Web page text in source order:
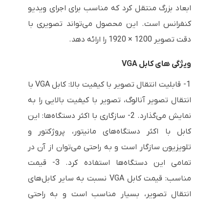
ابعاد بزرگ منتقل کرد که مناسب برای اجرای ویدیو
کنفرانس است. این محصول می‌تواند تصویری با
دقت تصویر 1200 × 1920 را ارائه دهد.
ویژگی های کابل VGA
1- قابلیت انتقال تصویر با کیفیت بالا: کابل VGA با
انتقال تصویر آنالوگ، تصویر با کیفیت بالایی را به
نمایش می‌گذارد. 2- سازگاری با اکثر دستگاه‌ها: این
کابل با اکثر دستگاه‌های مانیتور، پروژکتور و
تلویزیون سازگار است و به راحتی می‌توان از آن در
تمامی این دستگاه‌ها استفاده کرد. 3- قیمت
مناسب: قیمت کابل VGA نسبت به سایر کابل‌های
انتقال تصویر، بسیار مناسب است و به راحتی